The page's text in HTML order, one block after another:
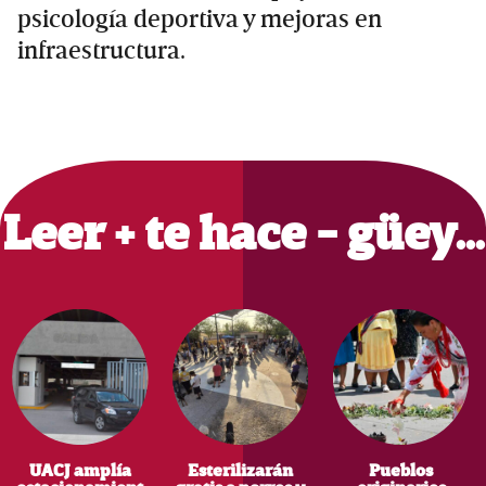
psicología deportiva y mejoras en
infraestructura.
Primary
Sidebar
Leer + te hace - güey…
UACJ amplía
Esterilizarán
Pueblos